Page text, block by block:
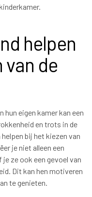
helpen
de
eigen kamer kan een
en trots in de
bij het kiezen van
je niet alleen een
ze ook een gevoel van
Dit kan hen motiveren
te genieten.